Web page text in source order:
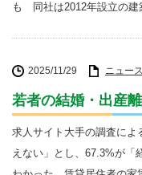
も 同社は2012年設立の
2025/11/29 ニュース
若者の結婚・出産
求人サイト大手の調査によ
えない」とし、67.3%が「